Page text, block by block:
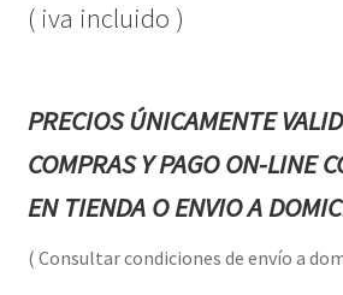
( iva incluido )
PRECIOS ÚNICAMENTE
COMPRAS Y PAGO ON-LINE
EN TIENDA O ENVIO A
( Consultar condiciones de envío a